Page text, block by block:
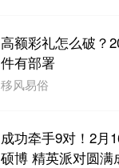
高额彩礼怎么破？
件有部署
移风易俗
成功牵手9对！2月
硕博 精英派对圆满